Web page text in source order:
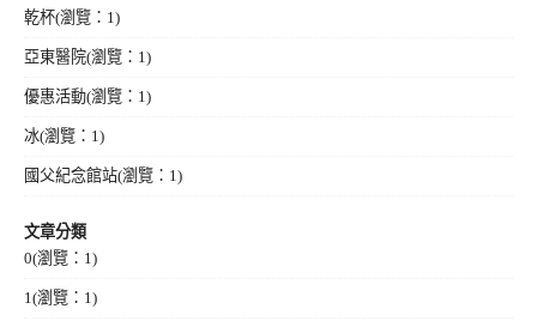
乾杯(瀏覽：1)
亞東醫院(瀏覽：1)
優惠活動(瀏覽：1)
冰(瀏覽：1)
國父紀念館站(瀏覽：1)
文章分類
0(瀏覽：1)
1 (瀏覽：1)